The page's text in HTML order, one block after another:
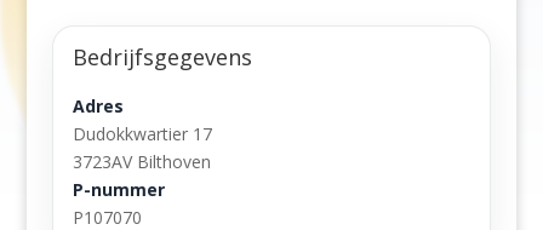
Bedrijfsgegevens
Adres
Dudokkwartier 17
3723AV Bilthoven
P-nummer
P107070